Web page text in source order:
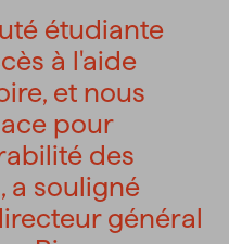
étudiante
à l'aide
et nous
pour
des
a souligné
général